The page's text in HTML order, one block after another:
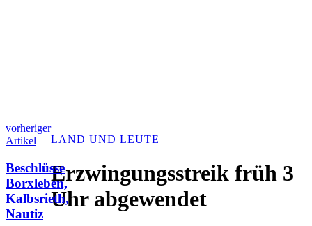
vorheriger
Artikel
Beschlüsse
Borxleben,
Kalbsrieth,
Nautiz
LAND UND LEUTE
Erzwingungsstreik früh 3
Uhr abgewendet